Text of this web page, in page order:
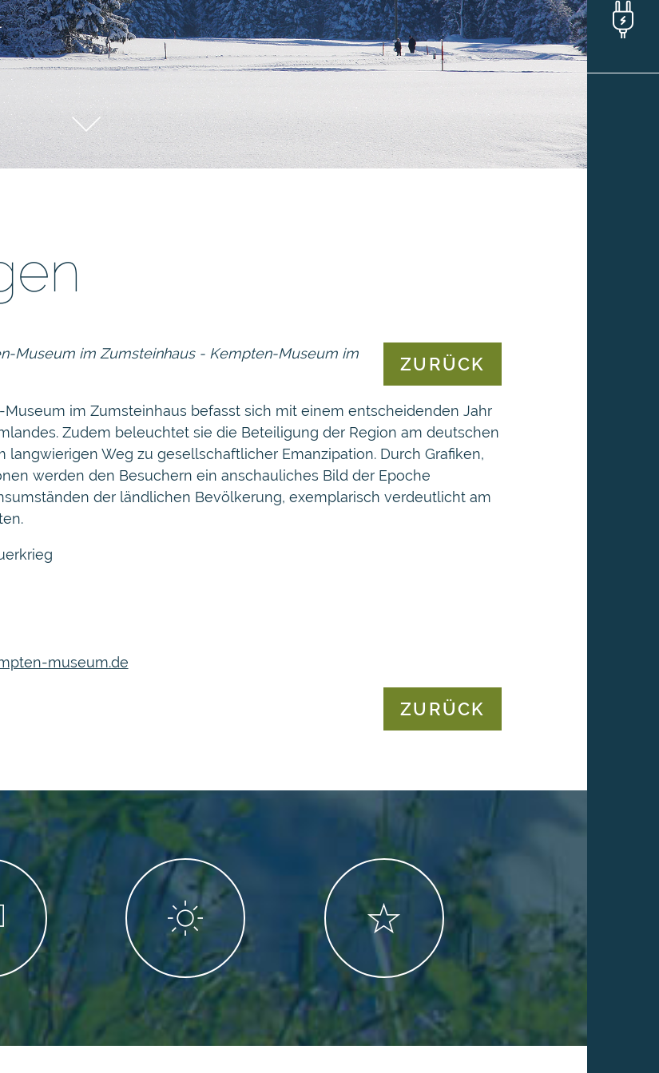
ZURÜCK
Museum im Zumsteinhaus - Kempten-Museum im
im Zumsteinhaus befasst sich mit einem entscheidenden Jahr
Zudem beleuchtet sie die Beteiligung der Region am deutschen
Weg zu gesellschaftlicher Emanzipation. Durch Grafiken,
werden den Besuchern ein anschauliches Bild der Epoche
der ländlichen Bevölkerung, exemplarisch verdeutlicht am
museum.de
ZURÜCK